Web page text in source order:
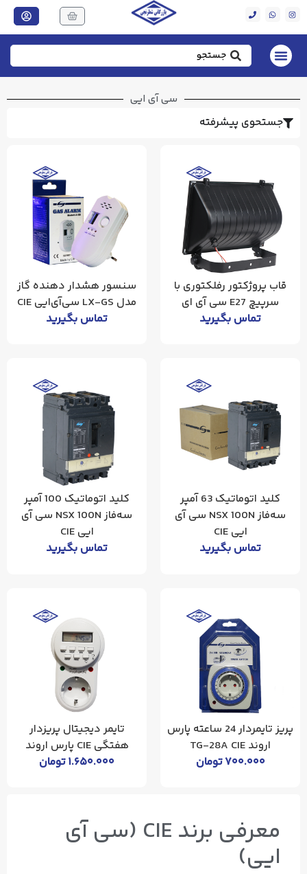
سی آی ایی
جستحوی پیشرفته
قاب پروژکتور رفلکتوری با
سرپیچ E27 سی آی ای
تماس بگیرید
سنسور هشدار دهنده گاز
مدل LX-GS سی‌آی‌ایی CIE
تماس بگیرید
کلید اتوماتیک 63 آمپر
سه‌فاز NSX 100N سی آی
ایی CIE
تماس بگیرید
کلید اتوماتیک 100 آمپر
سه‌فاز NSX 100N سی آی
ایی CIE
تماس بگیرید
پریز تایمردار 24 ساعته پارس
اروند TG-28A CIE
۷۰۰.۰۰۰تومان
تایمر دیجیتال پریزدار
هفتگی CIE پارس اروند
۱.۶۵۰.۰۰۰تومان
معرفی برند CIE (سی آی
ایی)